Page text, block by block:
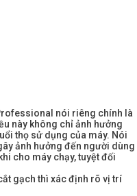
nói riêng chính là
này không chỉ ảnh hưởng
thọ sử dụng của máy. Nói
ảnh hưởng đến người dùng
cho máy chạy, tuyệt đối
gạch thì xác định rõ vị trí